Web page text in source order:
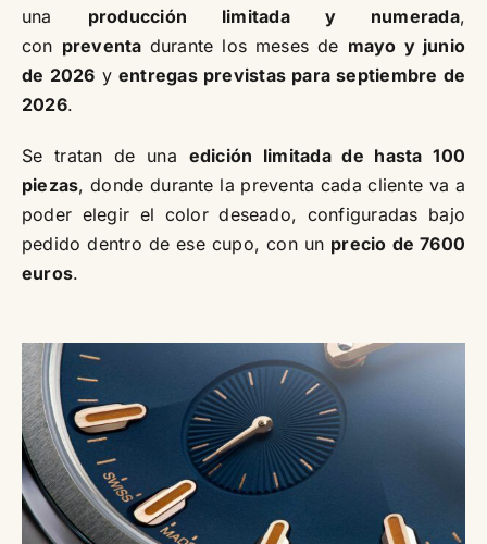
una producción limitada y numerada,
con preventa durante los meses de mayo y junio
de 2026 y entregas previstas para septiembre de
2026.
Se tratan de una edición limitada de hasta 100
piezas, donde durante la preventa cada cliente va a
poder elegir el color deseado, configuradas bajo
pedido dentro de ese cupo, con un precio de 7600
euros.